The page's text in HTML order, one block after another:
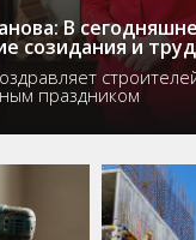
В
созидания и
праздником